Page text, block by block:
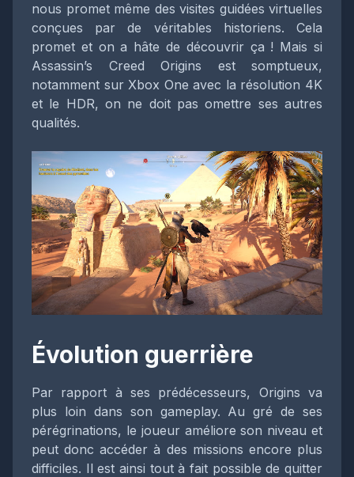
nous promet même des visites guidées virtuelles
conçues par de véritables historiens. Cela
promet et on a hâte de découvrir ça ! Mais si
Assassin’s Creed Origins est somptueux,
notamment sur Xbox One avec la résolution 4K
et le HDR, on ne doit pas omettre ses autres
qualités.
Évolution guerrière
Par rapport à ses prédécesseurs, Origins va
plus loin dans son gameplay. Au gré de ses
pérégrinations, le joueur améliore son niveau et
peut donc accéder à des missions encore plus
difficiles. Il est ainsi tout à fait possible de quitter